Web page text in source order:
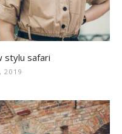
stylu safari
2019